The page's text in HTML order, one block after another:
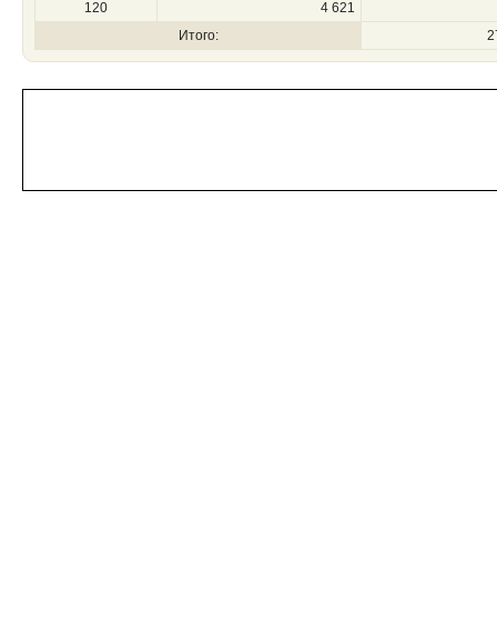
120
4 621
Итого: